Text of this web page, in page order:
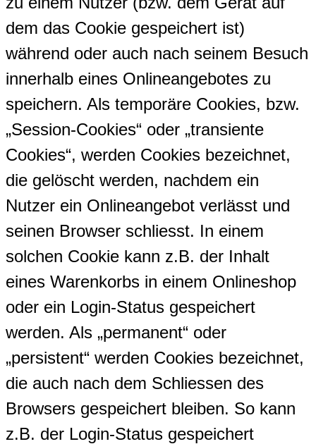
dem das Cookie gespeichert ist)
während oder auch nach seinem Besuch
innerhalb eines Onlineangebotes zu
speichern. Als temporäre Cookies, bzw.
„Session-Cookies“ oder „transiente
Cookies“, werden Cookies bezeichnet,
die gelöscht werden, nachdem ein
Nutzer ein Onlineangebot verlässt und
seinen Browser schliesst. In einem
solchen Cookie kann z.B. der Inhalt
eines Warenkorbs in einem Onlineshop
oder ein Login-Status gespeichert
werden. Als „permanent“ oder
„persistent“ werden Cookies bezeichnet,
die auch nach dem Schliessen des
Browsers gespeichert bleiben. So kann
z.B. der Login-Status gespeichert